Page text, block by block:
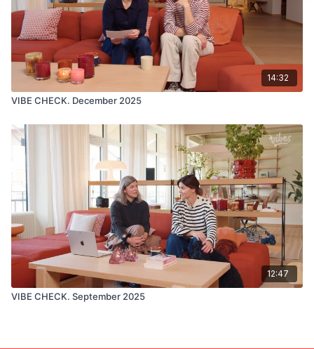
14:32
VIBE CHECK. December 2025
12:47
VIBE CHECK. September 2025